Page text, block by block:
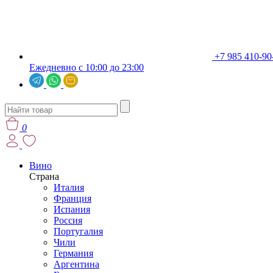
+7 985 410-
Ежедневно с 10:00 до 23:00
0
Вино
Страна
Италия
Франция
Испания
Россия
Португалия
Чили
Германия
Аргентина